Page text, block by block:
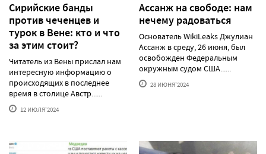
Сирийские банды
против чеченцев и
турок в Вене: кто и что
за этим стоит?
Читатель из Вены прислал нам
интересную информацию о
происходящих в последнее
время в столице Австр......
12 ИЮЛЯ'2024
Ассанж на свободе: нам
нечему радоваться
Основатель WikiLeaks Джулиан
Ассанж в среду, 26 июня, был
освобожден Федеральным
окружным судом США......
28 ИЮНЯ'2024